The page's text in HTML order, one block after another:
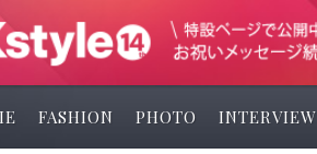
FASHION PHOTO INTERVIEW